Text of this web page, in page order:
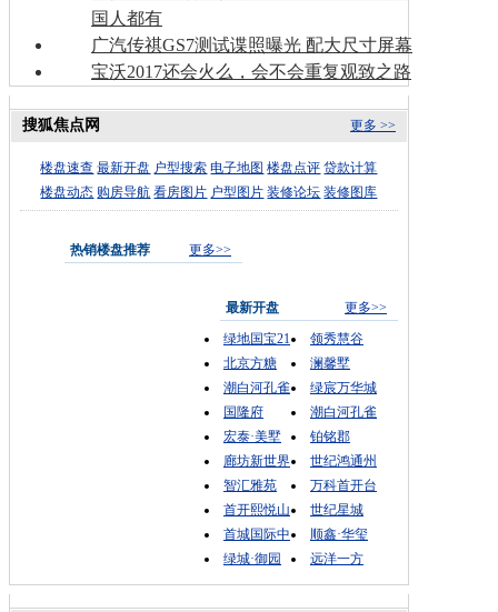
国人都有
广汽传祺GS7测试谍照曝光 配大尺寸屏幕
宝沃2017还会火么，会不会重复观致之路
更多 >>
搜狐焦点网
楼盘速查 最新开盘 户型搜索 电子地图 楼盘点评 贷款计算
楼盘动态 购房导航 看房图片 户型图片 装修论坛 装修图库
热销楼盘推荐 更多>>
最新开盘
更多>>
绿地国宝21
领秀慧谷
北京方糖
澜馨墅
潮白河孔雀
绿宸万华城
国隆府
潮白河孔雀
宏泰·美墅
铂铭郡
廊坊新世界
世纪鸿通州
智汇雅苑
万科首开台
首开熙悦山
世纪星城
首城国际中
顺鑫·华玺
绿城·御园
远洋一方